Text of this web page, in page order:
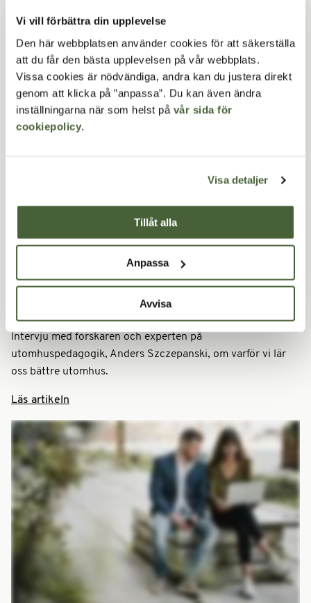
Vi vill förbättra din upplevelse
Den här webbplatsen använder cookies för att säkerställa
att du får den bästa upplevelsen på vår webbplats.
Vissa cookies är nödvändiga, andra kan du justera direkt
genom att klicka på ”anpassa”. Du kan även ändra
inställningarna när som helst på vår sida för
cookiepolicy.
Visa detaljer
Tillåt alla
Anpassa
Avvisa
Forskning visar att elever som lär sig utomhus minns
bättre, är mer engagerade och presterar högre.
Läs artikeln
Forskaren om utomhusundervisning
Intervju med forskaren och experten på
utomhuspedagogik, Anders Szczepanski, om varför vi lär
oss bättre utomhus.
Läs artikeln